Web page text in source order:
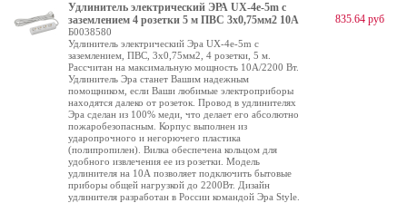
Удлинитель электрический ЭРА UX-4e-5m с
заземлением 4 розетки 5 м ПВС 3x0,75мм2 10А
Б0038580
Удлинитель электрический Эра UX-4e-5m с
заземлением, ПВС, 3x0,75мм2, 4 розетки, 5 м.
Рассчитан на максимальную мощность 10А/2200 Вт.
Удлинитель Эра станет Вашим надежным
помощником, если Ваши любимые электроприборы
находятся далеко от розеток. Провод в удлинителях
Эра сделан из 100% меди, что делает его абсолютно
пожаробезопасным. Корпус выполнен из
ударопрочного и негорючего пластика
(полипропилен). Вилка обеспечена кольцом для
удобного извлечения ее из розетки. Модель
удлинителя на 10А позволяет подключить бытовые
приборы общей нагрузкой до 2200Вт. Дизайн
удлинителя разработан в России командой Эра Style.
835.64 руб